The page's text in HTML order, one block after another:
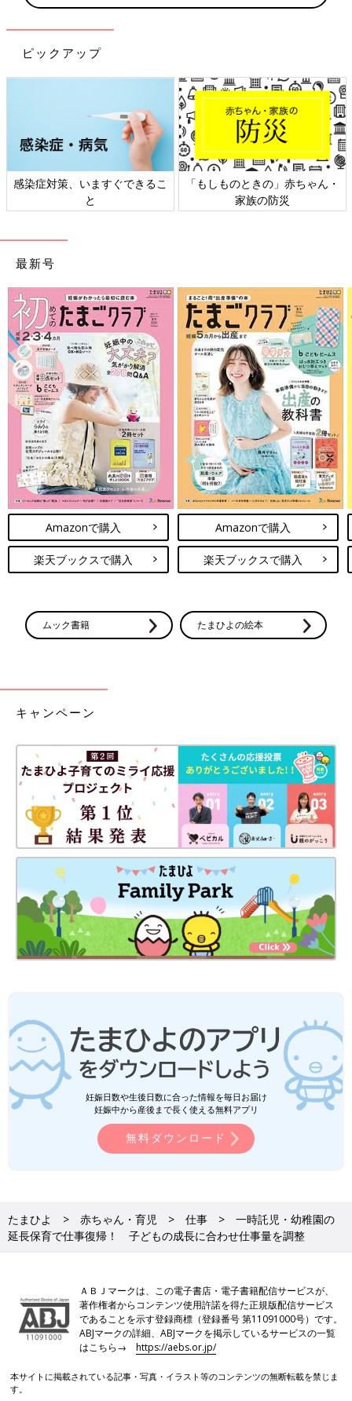
ピックアップ
感染症対策、いますぐできるこ
と
「もしものときの」赤ちゃん・
家族の防災
最新号
Amazonで購入
楽天ブックスで購入
Amazonで購入
楽天ブックスで購入
ムック書籍 たまひよの絵本
キャンペーン
妊娠日数や生後日数に合った情報を毎日お届け
妊娠中から産後まで長く使える無料アプリ
無料ダウンロード
たまひよ 赤ちゃん・育児 仕事
一時託児・幼稚園の
延長保育で仕事復帰！ 子どもの成長に合わせ仕事量を調整
ＡＢＪマークは、この電子書店・電子書籍配信サービスが、
著作権者からコンテンツ使用許諾を得た正規版配信サービス
であることを示す登録商標（登録番号 第11091000号）です。
ABJマークの詳細、ABJマークを掲示しているサービスの一覧
はこちら→https://aebs.or.jp/
本サイトに掲載されている記事・写真・イラスト等のコンテンツの無断転載を禁じま
す。